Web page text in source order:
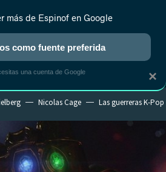
NUEVO
REALITY ANIME RANKINGS CINE
Nicolas Cage Las guerreras K-Pop
×
más de Espinof en Google
como fuente preferida
una cuenta de Google